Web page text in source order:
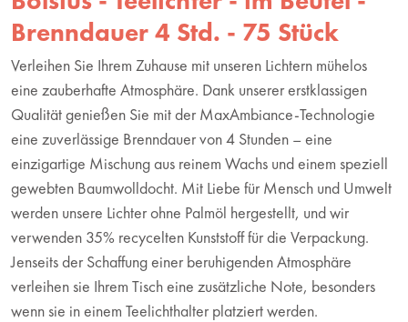
Brenndauer 4 Std. - 75 Stück
Verleihen Sie Ihrem Zuhause mit unseren Lichtern mühelos
eine zauberhafte Atmosphäre. Dank unserer erstklassigen
Qualität genießen Sie mit der MaxAmbiance-Technologie
eine zuverlässige Brenndauer von 4 Stunden – eine
einzigartige Mischung aus reinem Wachs und einem speziell
gewebten Baumwolldocht. Mit Liebe für Mensch und Umwelt
werden unsere Lichter ohne Palmöl hergestellt, und wir
verwenden 35% recycelten Kunststoff für die Verpackung.
Jenseits der Schaffung einer beruhigenden Atmosphäre
verleihen sie Ihrem Tisch eine zusätzliche Note, besonders
wenn sie in einem Teelichthalter platziert werden.